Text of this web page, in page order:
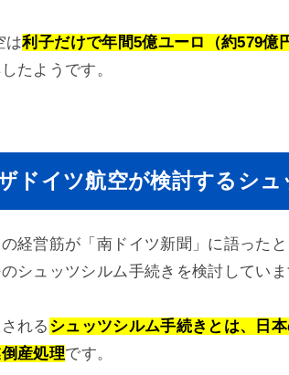
は利子だけで年間5億ユーロ（約579億
たようです。
ドイツ航空が検討するシ
経営筋が「南ドイツ新聞」に語った
シュッツシルム手続きを検討していま
れる シュッツシルム手続きとは、日
産処理です。